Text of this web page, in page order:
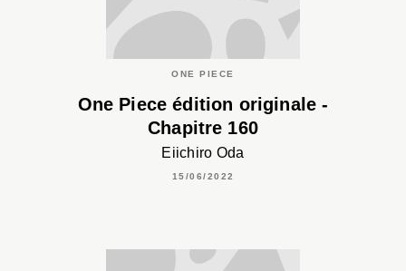
ONE PIECE
One Piece édition originale -
Chapitre 160
Eiichiro Oda
15/06/2022